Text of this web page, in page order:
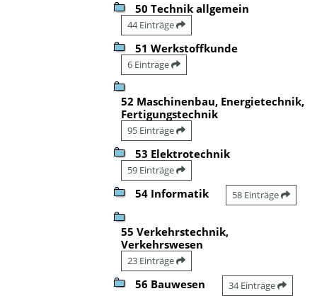
50 Technik allgemein
44 Einträge
51 Werkstoffkunde
6 Einträge
52 Maschinenbau, Energietechnik,
Fertigungstechnik
95 Einträge
53 Elektrotechnik
59 Einträge
54 Informatik 58 Einträge
55 Verkehrstechnik,
Verkehrswesen
23 Einträge
56 Bauwesen 34 Einträge